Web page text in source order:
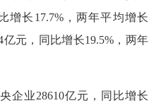
增长17.7%，两年平均增长
亿元，同比增长19.5%，两年
企业28610亿元，同比增长